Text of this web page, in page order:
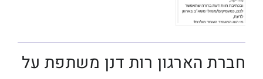
חברת הארגון רות דנן משתפת על